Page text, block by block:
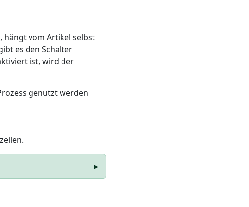
hängt vom Artikel selbst
es den Schalter
ist, wird der
genutzt werden